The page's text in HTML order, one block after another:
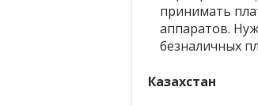
принимать
аппаратов.
безналичных
Казахстан